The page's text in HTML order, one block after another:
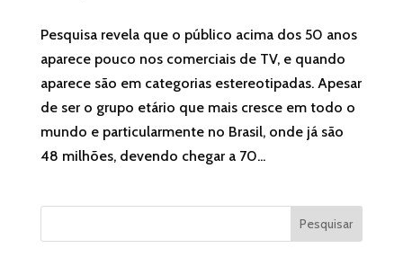
Pesquisa revela que o público acima dos 50 anos
aparece pouco nos comerciais de TV, e quando
aparece são em categorias estereotipadas. Apesar
de ser o grupo etário que mais cresce em todo o
mundo e particularmente no Brasil, onde já são
48 milhões, devendo chegar a 70...